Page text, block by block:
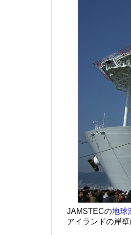
JAMSTECの地球
アイランドの岸壁